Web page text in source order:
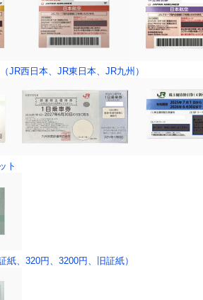
JR西日本、JR東日本、JR九州）
ト
紙、320円、3200円、旧証紙）